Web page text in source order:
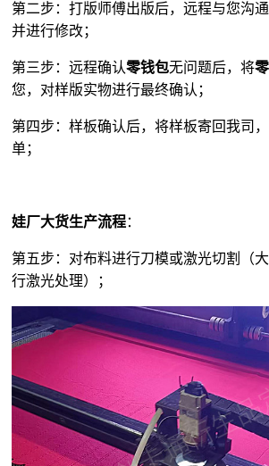
第二步：打版师傅出版后，远程与您沟
并进行修改；
第三步：远程确认零钱包无问题后，将
您，对样版实物进行最终确认；
第四步：样板确认后，将样板寄回我司
单；
娃厂大货生产流程：
第五步：对布料进行刀模或激光切割（
行激光处理）；